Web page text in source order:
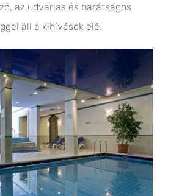
az udvarias és barátságos
áll a kihívások elé.